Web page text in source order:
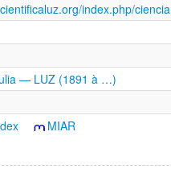
index.php/ciencia
— LUZ (1891 à …)
MIAR